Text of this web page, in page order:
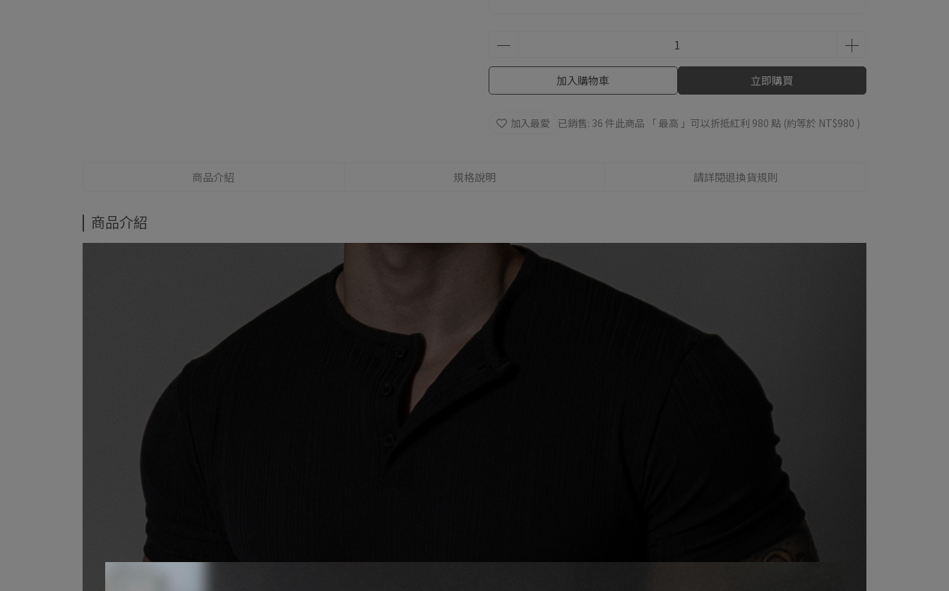
加入購物車 立即購買
加入最愛 已銷售: 36 件此商品 「 最高 」可以折抵紅利 980 點 (約等於 NT$980 )
商品介紹 規格說明 請詳閱退換貨規則
商品介紹